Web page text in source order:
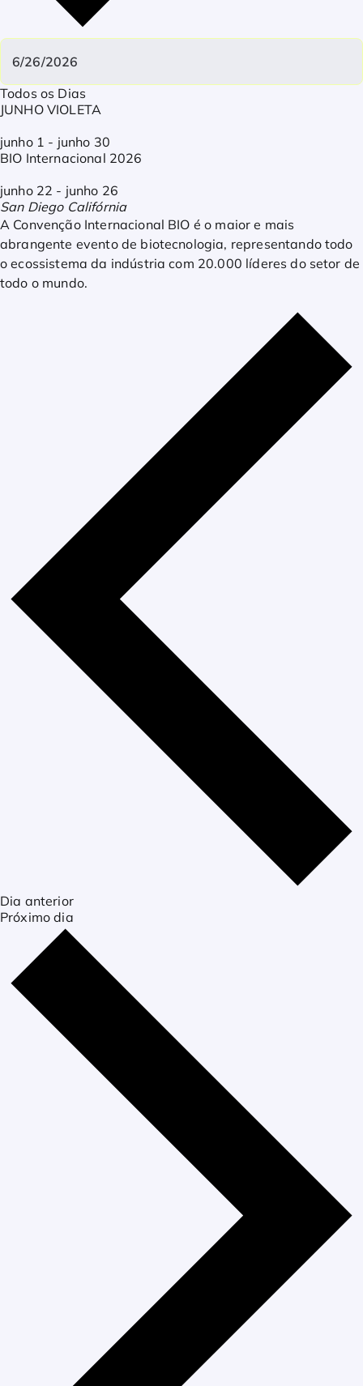
Todos os Dias
JUNHO VIOLETA
junho 1 - junho 30
BIO Internacional 2026
junho 22 - junho 26
San Diego Califórnia
A Convenção Internacional BIO é o maior e mais
abrangente evento de biotecnologia, representando todo
o ecossistema da indústria com 20.000 líderes do setor de
todo o mundo.
Dia anterior
Próximo dia